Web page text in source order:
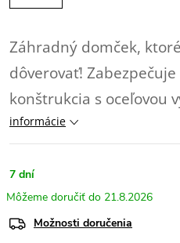
Záhradný domček,
dôverovať!
konštrukcia s oceľovou
informácie
7 dní
21.8.2026
Možnosti doručenia